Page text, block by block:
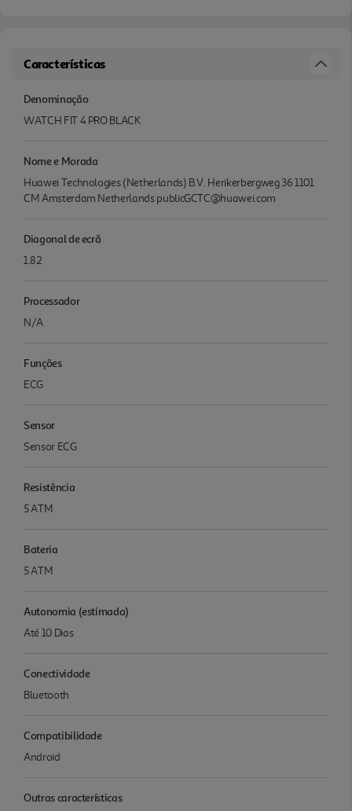
Características
Denominação
WATCH FIT 4 PRO BLACK
Nome e Morada
Huawei Technologies (Netherlands) B.V. Herikerbergweg 36 1101
CM Amsterdam Netherlands publicGCTC@huawei.com
Diagonal de ecrã
1.82
Processador
N/A
Funções
ECG
Sensor
Sensor ECG
Resistência
5 ATM
Bateria
5 ATM
Autonomia (estimada)
Até 10 Dias
Conectividade
Bluetooth
Compatibilidade
Android
Outras características